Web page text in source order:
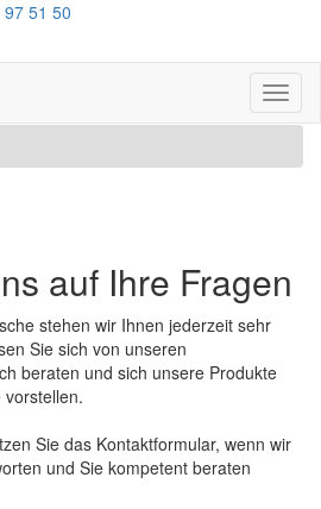
51 50
auf Ihre Fragen
stehen wir Ihnen jederzeit sehr
Sie sich von unseren
beraten und sich unsere Produkte
Sie das Kontaktformular, wenn wir
und Sie kompetent beraten